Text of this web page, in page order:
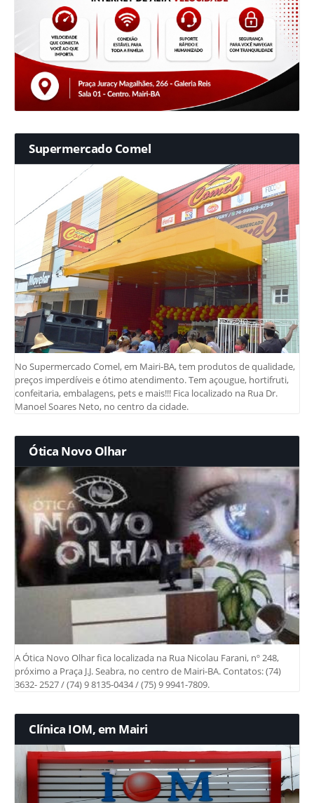
Supermercado Comel
No Supermercado Comel, em Mairi-BA, tem produtos de qualidade,
preços imperdíveis e ótimo atendimento. Tem açougue, hortifruti,
confeitaria, embalagens, pets e mais!!! Fica localizado na Rua Dr.
Manoel Soares Neto, no centro da cidade.
Ótica Novo Olhar
A Ótica Novo Olhar fica localizada na Rua Nicolau Farani, nº 248,
próximo a Praça J.J. Seabra, no centro de Mairi-BA. Contatos: (74)
3632- 2527 / (74) 9 8135-0434 / (75) 9 9941-7809.
Clínica IOM, em Mairi